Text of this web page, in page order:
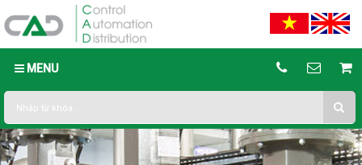
MENU